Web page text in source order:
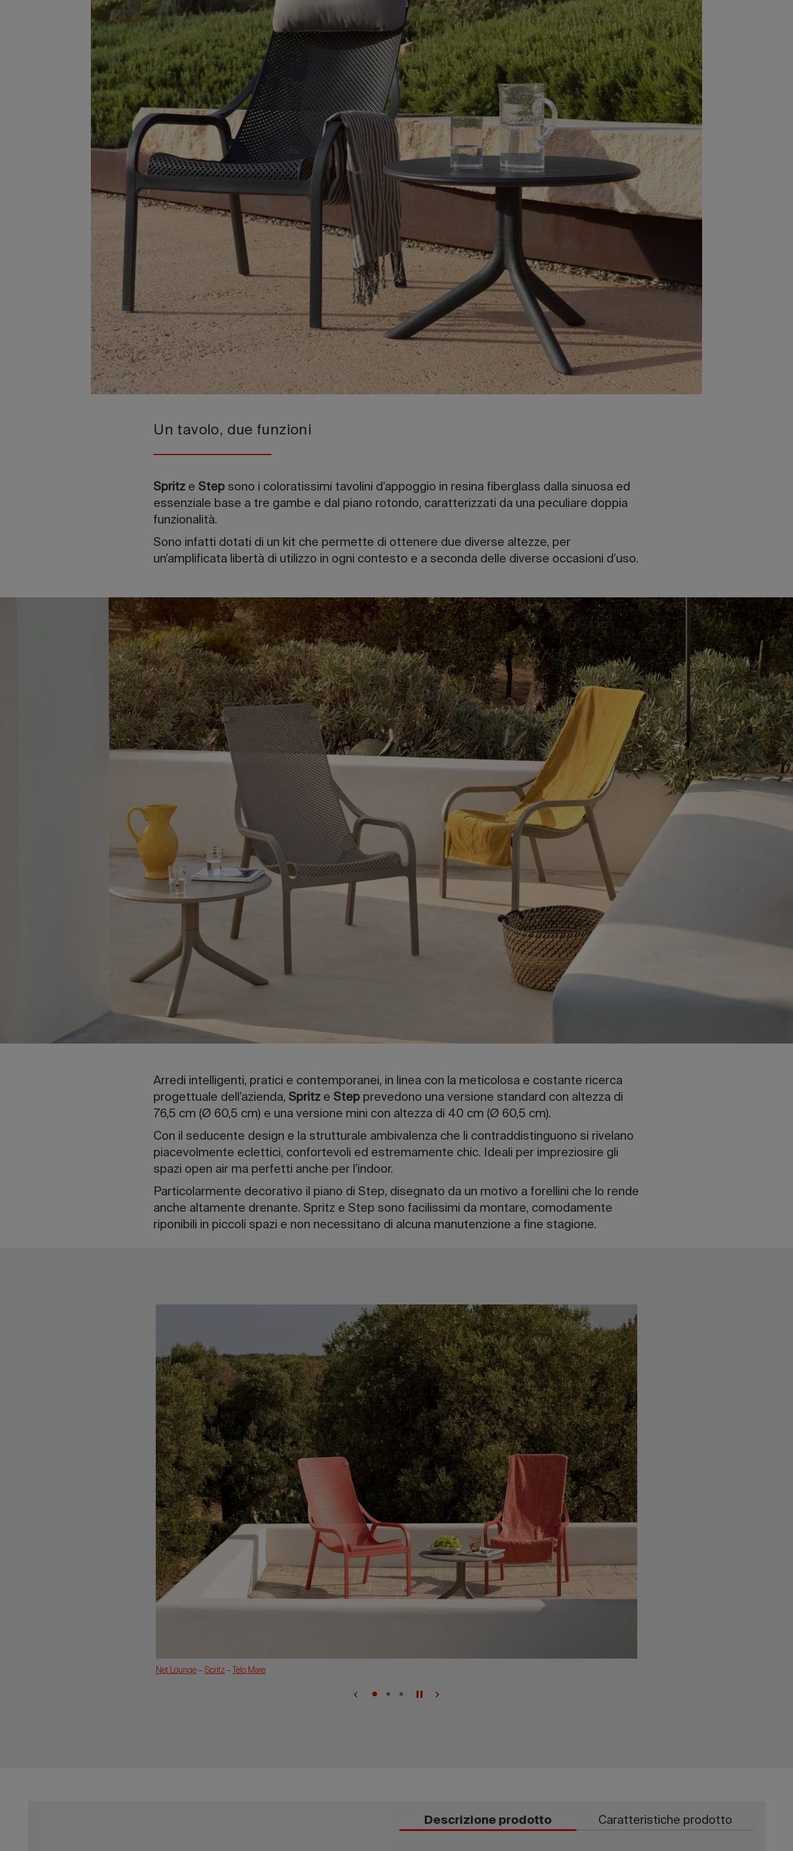
Un tavolo, due funzioni
Spritz eStep sono i coloratissimi tavolini d’appoggio in resina fiberglass dalla sinuosa ed
essenziale base a tre gambe e dal piano rotondo, caratterizzati da una peculiare doppia
funzionalità.
Sono infatti dotati di un kit che permette di ottenere due diverse altezze, per
un’amplificata libertà di utilizzo in ogni contesto e a seconda delle diverse occasioni d’uso.
Arredi intelligenti, pratici e contemporanei, in linea con la meticolosa e costante ricerca
progettuale dell’azienda,Spritz eStep prevedono una versione standard con altezza di
76,5 cm (Ø 60,5 cm) e una versione mini con altezza di 40 cm (Ø 60,5 cm).
Con il seducente design e la strutturale ambivalenza che li contraddistinguono si rivelano
piacevolmente eclettici, confortevoli ed estremamente chic. Ideali per impreziosire gli
spazi open air ma perfetti anche per l’indoor.
Particolarmente decorativo il piano di Step, disegnato da un motivo a forellini che lo rende
anche altamente drenante. Spritz e Step sono facilissimi da montare, comodamente
riponibili in piccoli spazi e non necessitano di alcuna manutenzione a fine stagione.
Net Lounge – Spritz – Telo Mare
Descrizione prodotto Caratteristiche prodotto